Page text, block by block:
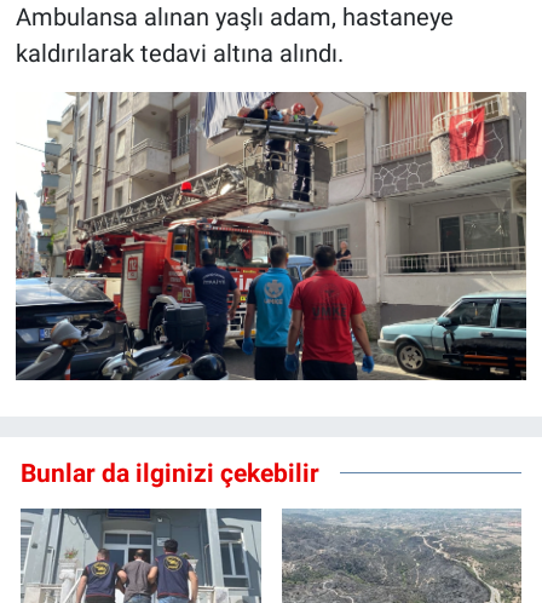
Ambulansa alınan yaşlı adam, hastaneye
kaldırılarak tedavi altına alındı.
Bunlar da ilginizi çekebilir